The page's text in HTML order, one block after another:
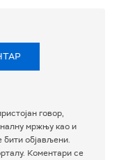
говор,
мржњу као и
бити објављени.
Коментари се